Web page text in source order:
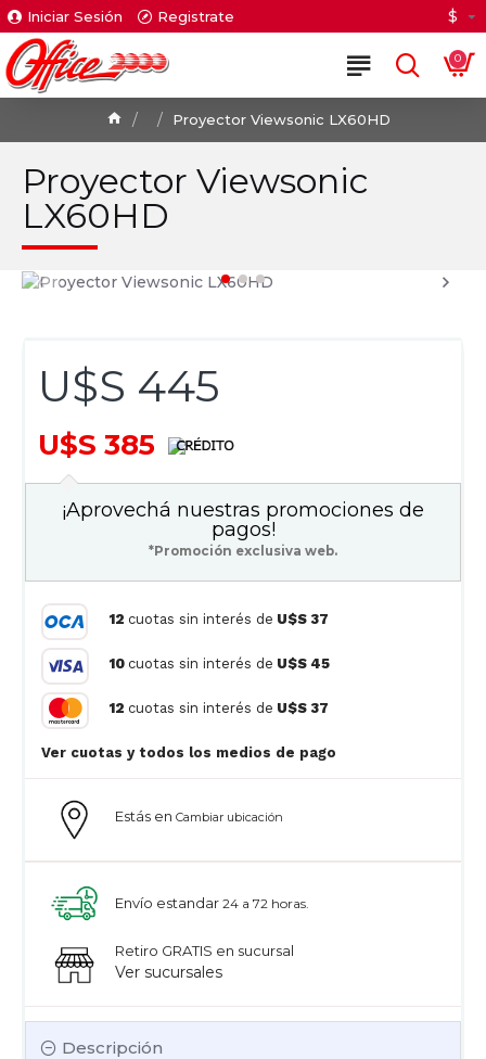
Iniciar Sesión Registrate $
0
Proyector Viewsonic LX60HD
Proyector Viewsonic
LX60HD
U$S 445
U$S 385
Descripción
Estás en Cambiar ubicación
Envío estandar 24 a 72 horas.
Retiro GRATIS en sucursal
Ver sucursales
¡Aprovechá nuestras promociones de
pagos!
*Promoción exclusiva web.
12 cuotas sin interés de U$S 37
10 cuotas sin interés de U$S 45
12 cuotas sin interés de U$S 37
Ver cuotas y todos los medios de pago